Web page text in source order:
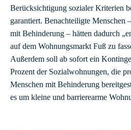
Berücksichtigung sozialer Kriterien
garantiert. Benachteiligte Menschen
mit Behinderung – hätten dadurch
auf dem Wohnungsmarkt Fuß zu
Außerdem soll ab sofort ein
Prozent der Sozialwohnungen, die
Menschen mit Behinderung
es um kleine und barrierearme